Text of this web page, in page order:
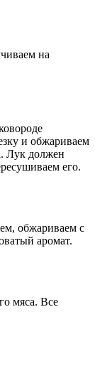
на
и обжариваем
Лук должен
его.
обжариваем с
аромат.
мяса. Все